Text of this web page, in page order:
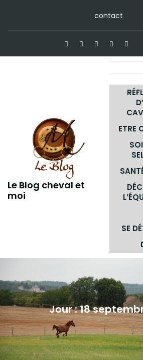
contact
Le Blog cheval et
moi
ETRE
SE
Jour :18